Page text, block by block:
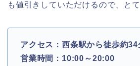
も値引きしていただけるので、と
アクセス：西条駅から徒歩約34
営業時間：10:00～20:00